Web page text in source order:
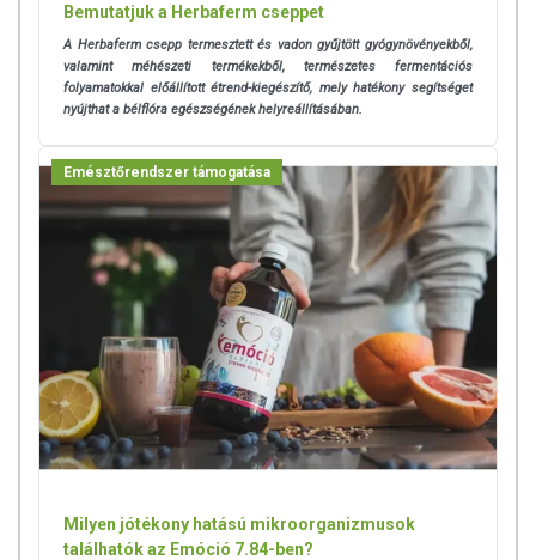
Bemutatjuk a Herbaferm cseppet
A Herbaferm csepp termesztett és vadon gyűjtött gyógynövényekből,
valamint méhészeti termékekből, természetes fermentációs
folyamatokkal előállított étrend-kiegészítő, mely hatékony segítséget
nyújthat a bélflóra egészségének helyreállításában.
Emésztőrendszer támogatása
Milyen jótékony hatású mikroorganizmusok
találhatók az Emóció 7.84-ben?